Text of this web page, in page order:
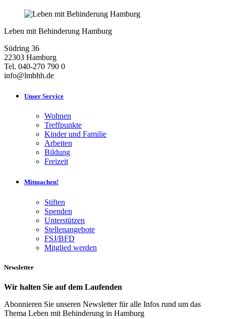
Leben mit Behinderung Hamburg
Südring 36
22303 Hamburg
Tel. 040-270 790 0
info@lmbhh.de
Unser Service
Wohnen
Treffpunkte
Kinder und Familie
Arbeiten
Bildung
Freizeit
Mitmachen!
Stiften
Spenden
Unterstützen
Stellenangebote
FSJ/BFD
Mitglied werden
Newsletter
Wir halten Sie auf dem Laufenden
Abonnieren Sie unseren Newsletter für alle Infos rund um das
Thema Leben mit Behinderung in Hamburg